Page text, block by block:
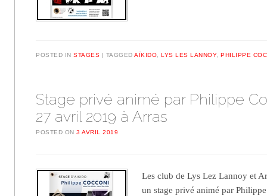
POSTED INSTAGES TAGGEDAÏKIDO ,LYS LES LANNOY,PHILIPPE
Stage privé animé par Philippe
27 avril 2019 à Arras
POSTED ON3 AVRIL 2019
Les club de Lys Lez Lannoy et
un stage privé animé par